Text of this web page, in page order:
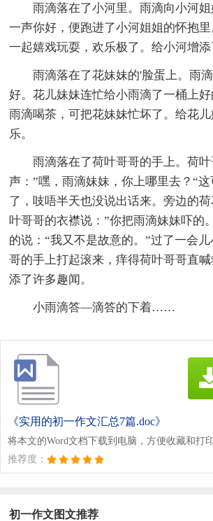
雨滴落在了小河里。雨滴向小河
一声你好，便跑进了小河姐姐的怀抱
一起嬉戏玩耍，欢乐极了。给小河增添
雨滴落在了花妹妹的'脸蛋上。雨
好。花儿妹妹连忙给小雨滴了一桶上
雨滴喝茶，可把花妹妹忙坏了。给花
乐。
雨滴落在了荷叶哥哥的手上。荷
声：”嘿，雨滴妹妹，你上哪里去？“
了，吱唔半天也没说出话来。旁边的
叶哥哥的衣襟说：”你把雨滴妹妹吓的
的说：“我又不是故意的。”过了一会
哥的手上打起滚来，痒得荷叶哥哥直
添了许多趣闻。
小雨滴答—滴答的下着……
《实用的初一作文汇总7篇.doc》
将本文的Word文档下载到电脑，方便收藏和打
推荐度：
初一作文图文推荐